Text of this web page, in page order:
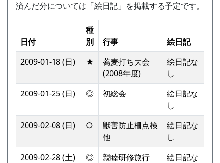
済んだ分については「絵日記」を掲載する予定です。
日付
種
別
行事
絵日記
2009-01-18 (日)
★
蕎麦打ち大会
(2008年度)
絵日記な
し
2009-01-25 (日)
◎ 初総会
絵日記な
し
2009-02-08 (日)
○
獣害防止柵点検
他
絵日記な
し
2009-02-28 (土)
◎ 親睦研修旅行
絵日記な